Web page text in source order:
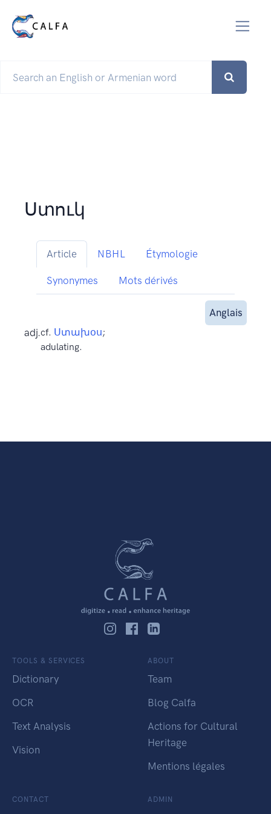
Ստուկ
Article NBHL Étymologie
Synonymes Mots dérivés
Anglais
adj.cf. Ստախօս;
adulating.
TOOLS & SERVICES
Dictionary
OCR
Text Analysis
Vision
ABOUT
Team
Blog Calfa
Actions for Cultural
Heritage
Mentions légales
CONTACT ADMIN